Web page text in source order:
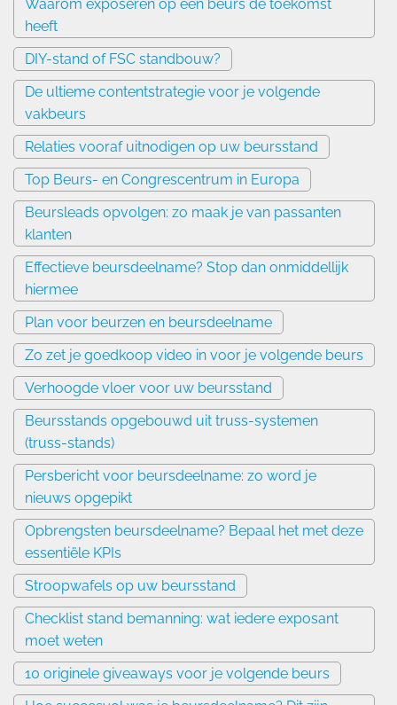
Waarom exposeren op een beurs de toekomst
heeft
DIY-stand of FSC standbouw?
De ultieme contentstrategie voor je volgende
vakbeurs
Relaties vooraf uitnodigen op uw beursstand
Top Beurs- en Congrescentrum in Europa
Beursleads opvolgen: zo maak je van passanten
klanten
Effectieve beursdeelname? Stop dan onmiddellijk
hiermee
Plan voor beurzen en beursdeelname
Zo zet je goedkoop video in voor je volgende beurs
Verhoogde vloer voor uw beursstand
Beursstands opgebouwd uit truss-systemen
(truss-stands)
Persbericht voor beursdeelname: zo word je
nieuws opgepikt
Opbrengsten beursdeelname? Bepaal het met deze
essentiële KPIs
Stroopwafels op uw beursstand
Checklist stand bemanning: wat iedere exposant
moet weten
10 originele giveaways voor je volgende beurs